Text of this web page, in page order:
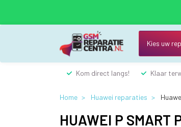
naar
Kies uw
Kom direct langs! Klaar
Home Huawei reparaties
HUAWEI P SMART